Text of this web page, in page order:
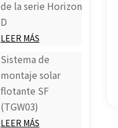
de la serie Horizon
D
LEER MÁS
Sistema de
montaje solar
flotante SF
(TGW03)
LEER MÁS